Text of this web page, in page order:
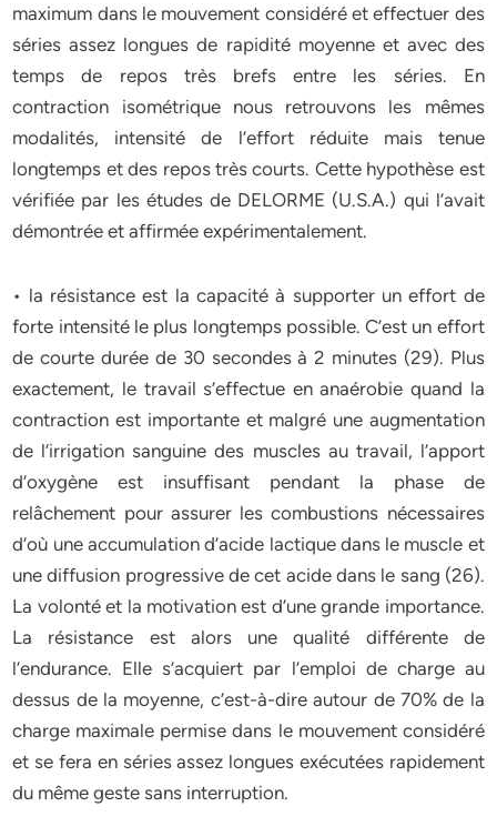
maximum dans le mouvement considéré et effectuer des
séries assez longues de rapidité moyenne et avec des
temps de repos très brefs entre les séries. En
contraction isométrique nous retrouvons les mêmes
modalités, intensité de l’effort réduite mais tenue
longtemps et des repos très courts. Cette hypothèse est
vérifiée par les études de DELORME (U.S.A.) qui l’avait
démontrée et affirmée expérimentalement.
• la résistance est la capacité à supporter un effort de
forte intensité le plus longtemps possible. C’est un effort
de courte durée de 30 secondes à 2 minutes (29). Plus
exactement, le travail s’effectue en anaérobie quand la
contraction est importante et malgré une augmentation
de l’irrigation sanguine des muscles au travail, l’apport
d’oxygène est insuffisant pendant la phase de
relâchement pour assurer les combustions nécessaires
d’où une accumulation d’acide lactique dans le muscle et
une diffusion progressive de cet acide dans le sang (26).
La volonté et la motivation est d’une grande importance.
La résistance est alors une qualité différente de
l’endurance. Elle s’acquiert par l’emploi de charge au
dessus de la moyenne, c’est-à-dire autour de 70% de la
charge maximale permise dans le mouvement considéré
et se fera en séries assez longues exécutées rapidement
du même geste sans interruption.